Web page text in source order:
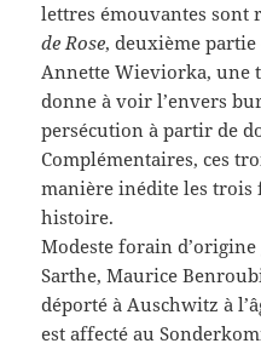
lettres émouvantes sont
de Rose, deuxième
Annette Wieviorka, une
donne à voir l’envers
persécution à partir de
Complémentaires, ces
manière inédite les trois
histoire.
Modeste forain
Sarthe, Maurice
déporté à Auschwitz à
est affecté au